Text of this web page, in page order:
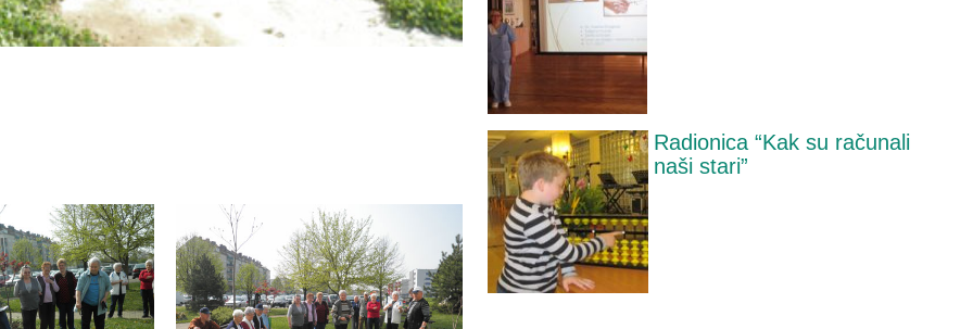
Radionica “Kak su računali
naši stari”